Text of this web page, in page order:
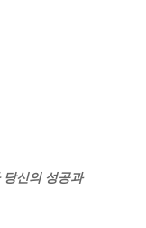
당신의 성공과